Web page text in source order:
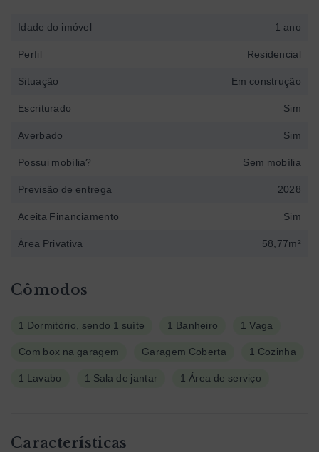
Cômodos
1 Dormitório, sendo 1 suíte 1 Banheiro 1 Vaga
Com box na garagem Garagem Coberta 1 Cozinha
1 Lavabo 1 Sala de jantar 1 Área de serviço
Características
Idade do imóvel 1 ano
Perfil Residencial
Situação Em construção
Escriturado Sim
Averbado Sim
Possui mobília? Sem mobília
Previsão de entrega 2028
Aceita Financiamento Sim
Área Privativa 58,77m²